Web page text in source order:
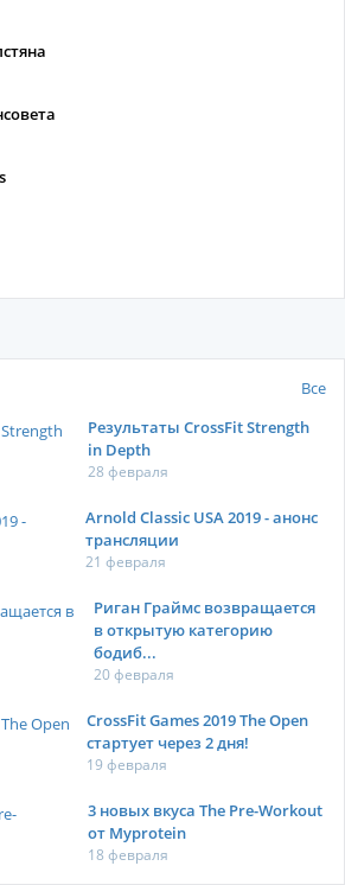
Все
Результаты CrossFit Strength
in Depth
28 февраля
Arnold Classic USA 2019 - анонс
трансляции
21 февраля
Риган Граймс возвращается
в открытую категорию
бодиб...
20 февраля
CrossFit Games 2019 The Open
стартует через 2 дня!
19 февраля
3 новых вкуса The Pre-Workout
от Myprotein
18 февраля